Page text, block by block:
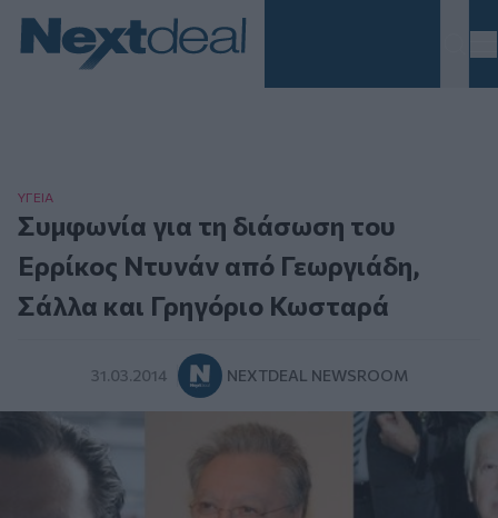
ΥΓΕΙΑ
Συμφωνία για τη διάσωση του
Ερρίκος Ντυνάν από Γεωργιάδη,
Σάλλα και Γρηγόριο Κωσταρά
31.03.2014 NEXTDEAL NEWSROOM